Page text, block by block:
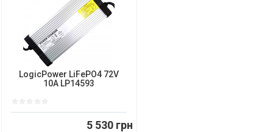
LogicPower LiFePO4 72V
10A LP14593
5 530 грн